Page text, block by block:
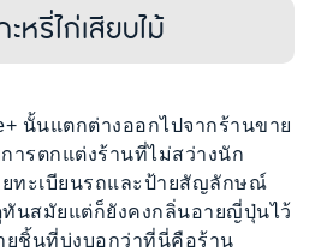
หรี่ไก่เสียบไม้
นั้นแตกต่างออกไปจากร้านขาย
ารตกแต่งร้านที่ไม่สว่างนัก
ทะเบียนรถและป้ายสัญลักษณ์
ทันสมัยแต่ก็ยังคงกลิ่นอายญี่ปุ่นไว้
ยชิ้นที่บ่งบอกว่าที่นี่คือร้าน